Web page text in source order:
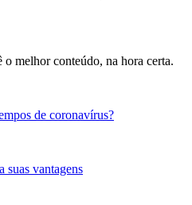
melhor conteúdo, na hora certa.
de coronavírus?
suas vantagens